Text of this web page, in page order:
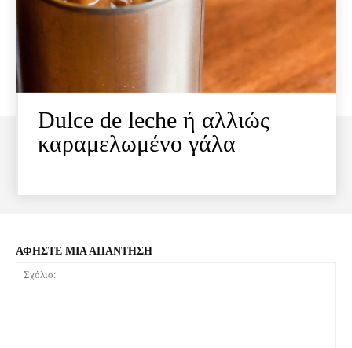
Dulce de leche ή αλλιώς
καραμελωμένο γάλα
ΑΦΗΣΤΕ ΜΙΑ ΑΠΑΝΤΗΣΗ